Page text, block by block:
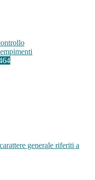
generale riferiti a